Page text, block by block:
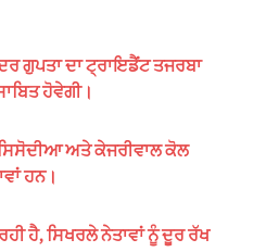
ਗੁਪਤਾ ਦਾ ਟ੍ਰਾਇਡੈਂਟ ਤਜਰਬਾ
ਹੋਵੇਗੀ।
ਅਤੇ ਕੇਜਰੀਵਾਲ ਕੋਲ
ਹਨ।
ਹੈ, ਸਿਖਰਲੇ ਨੇਤਾਵਾਂ ਨੂੰ ਦੂਰ ਰੱਖ